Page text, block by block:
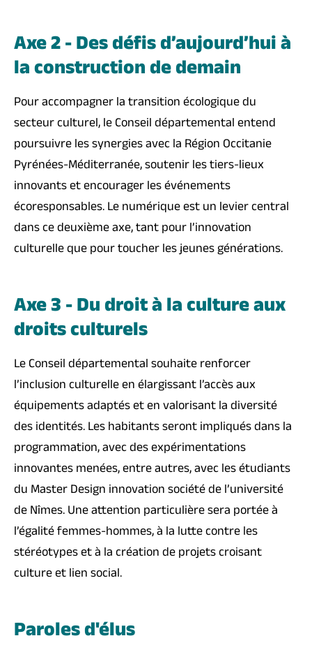
Axe 2 - Des défis d’aujourd’hui à
la construction de demain
Pour accompagner la transition écologique du
secteur culturel, le Conseil départemental entend
poursuivre les synergies avec la Région Occitanie
Pyrénées-Méditerranée, soutenir les tiers-lieux
innovants et encourager les événements
écoresponsables. Le numérique est un levier central
dans ce deuxième axe, tant pour l’innovation
culturelle que pour toucher les jeunes générations.
Axe 3 - Du droit à la culture aux
droits culturels
Le Conseil départemental souhaite renforcer
l’inclusion culturelle en élargissant l’accès aux
équipements adaptés et en valorisant la diversité
des identités. Les habitants seront impliqués dans la
programmation, avec des expérimentations
innovantes menées, entre autres, avec les étudiants
du Master Design innovation société de l’université
de Nîmes. Une attention particulière sera portée à
l’égalité femmes-hommes, à la lutte contre les
stéréotypes et à la création de projets croisant
culture et lien social.
Paroles d'élus